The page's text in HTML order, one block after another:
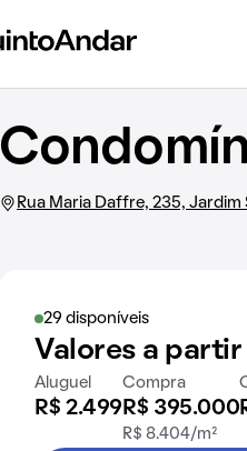
Rua Maria Daffre, 235, Jardim
29 disponíveis
Valores a partir
Aluguel
R$ 2.499
Compra
R$ 395.000
R$ 8.404/m²